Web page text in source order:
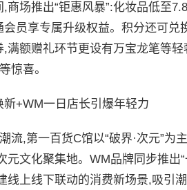
商场推出“钜惠风暴”:化妆品低至
员享专属升级权益。积分还可兑
满额赠礼环节更设有万宝龙笔等
惊喜。
新+WM一日店长引爆年轻力
流,第一百货C馆以“破界·次元”
元文化聚集地。WM品牌同步推出
线上线下联动的消费新场景,吸引